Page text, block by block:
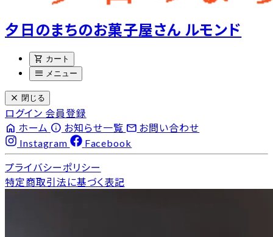
夕日のまちのお菓子屋さん ルモンド
shopping_cart カート
menu メニュー
close 閉じる
ログイン 会員登録
home ホーム info お知らせ一覧 email お問い合わせ
Instagram
Facebook
プライバシーポリシー
特定商取引法に基づく表記